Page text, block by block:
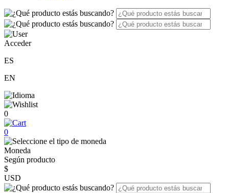
Acceder
ES
EN
0
0
Moneda
Según producto
$
USD